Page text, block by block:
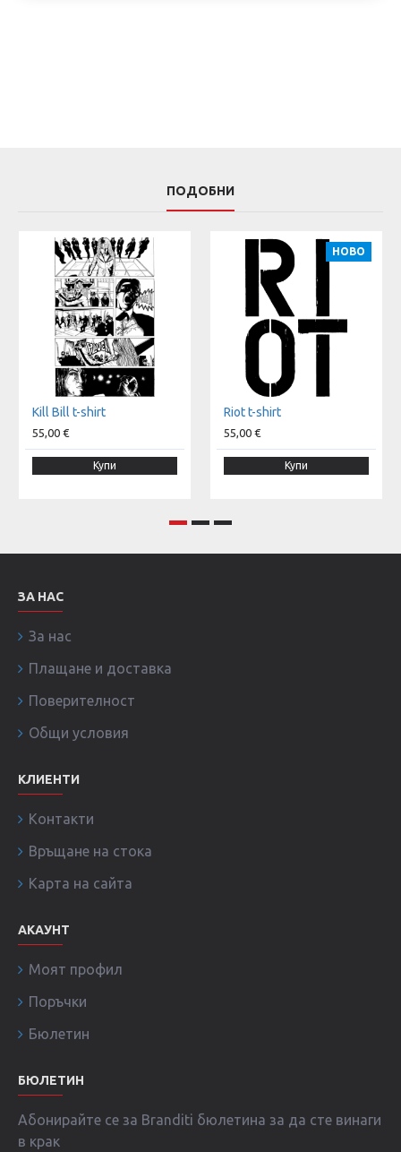
ПОДОБНИ
Kill Bill t-shirt
55,00 €
Купи
НОВО
Riot t-shirt
55,00 €
Купи
ЗА НАС
За нас
Плащане и доставка
Поверителност
Общи условия
КЛИЕНТИ
Контакти
Връщане на стока
Карта на сайта
АКАУНТ
Моят профил
Поръчки
Бюлетин
БЮЛЕТИН
Абонирайте се за Branditi бюлетина за да сте винаги
в крак